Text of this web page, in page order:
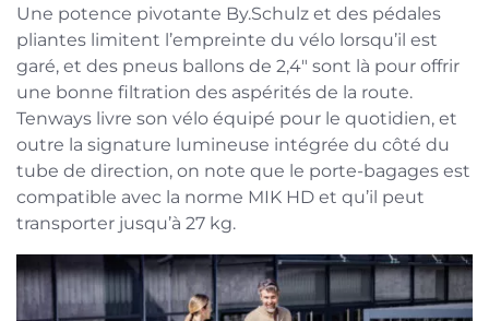
Une potence pivotante By.Schulz et des pédales
pliantes limitent l’empreinte du vélo lorsqu’il est
garé, et des pneus ballons de 2,4″ sont là pour offrir
une bonne filtration des aspérités de la route.
Tenways livre son vélo équipé pour le quotidien, et
outre la signature lumineuse intégrée du côté du
tube de direction, on note que le porte-bagages est
compatible avec la norme MIK HD et qu’il peut
transporter jusqu’à 27 kg.